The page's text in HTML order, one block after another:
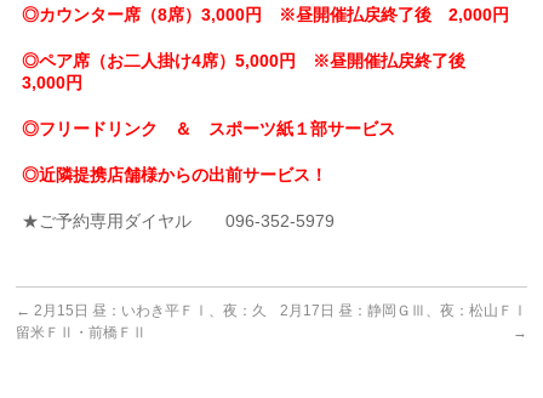
◎カウンター席（8席）3,000円 ※昼開催払戻終了後 2,000円
◎ペア席（お二人掛け4席）5,000円 ※昼開催払戻終了後
3,000円
◎フリードリンク ＆ スポーツ紙１部サービス
◎近隣提携店舗様からの出前サービス！
★ご予約専用ダイヤル 096-352-5979
← 2月15日 昼：いわき平ＦⅠ、夜：久
留米ＦⅡ・前橋ＦⅡ
2月17日 昼：静岡ＧⅢ、夜：松山ＦⅠ
→